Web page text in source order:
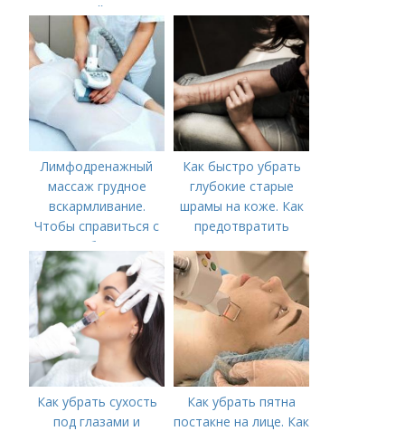
калорийность
Лимфодренажный
массаж грудное
вскармливание.
Чтобы справиться с
нагрубанием,
необходимо
предпринять
следующие действия:
Как быстро убрать
глубокие старые
шрамы на коже. Как
предотвратить
Как убрать сухость
под глазами и
Как убрать пятна
постакне на лице. Как